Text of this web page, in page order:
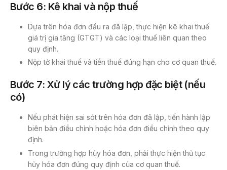
Bước 6: Kê khai và nộp thuế
Dựa trên hóa đơn đầu ra đã lập, thực hiện kê khai thuế
giá trị gia tăng (GTGT) và các loại thuế liên quan theo
quy định.
Nộp tờ khai thuế và tiền thuế đúng hạn cho cơ quan thuế.
Bước 7: Xử lý các trường hợp đặc biệt (nếu
có)
Nếu phát hiện sai sót trên hóa đơn đã lập, tiến hành lập
biên bản điều chỉnh hoặc hóa đơn điều chỉnh theo quy
định.
Trong trường hợp hủy hóa đơn, phải thực hiện thủ tục
hủy hóa đơn đúng quy định của cơ quan thuế.